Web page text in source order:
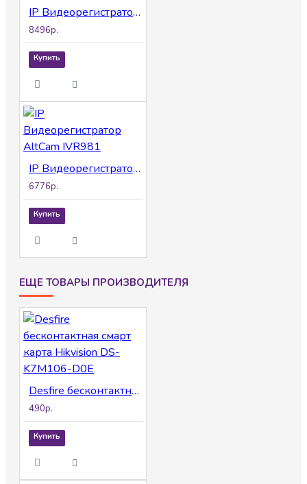
IP Видеорегистратор AltCam IVR881P
8496р.
Купить
IP Видеорегистратор AltCam IVR981
6776р.
Купить
ЕЩЕ ТОВАРЫ ПРОИЗВОДИТЕЛЯ
Desfire бесконтактная смарт карта Hikvision DS-K7M106-D0E
490р.
Купить